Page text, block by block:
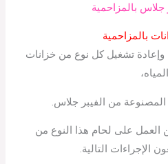
جلاس بالمزاحمية
بالمزاحمية
تشغيل كل نوع من خزانات
المياه،
من الفيبر جلاس.
العمل على لحام هذا النوع من
الإجراءات التالية.